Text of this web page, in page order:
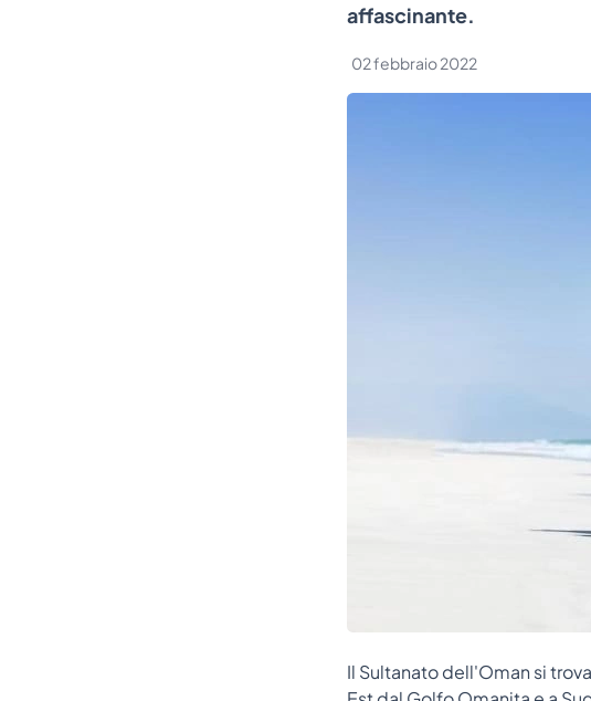
affascinante.
02 febbraio 2022
Il Sultanato dell'Oman si